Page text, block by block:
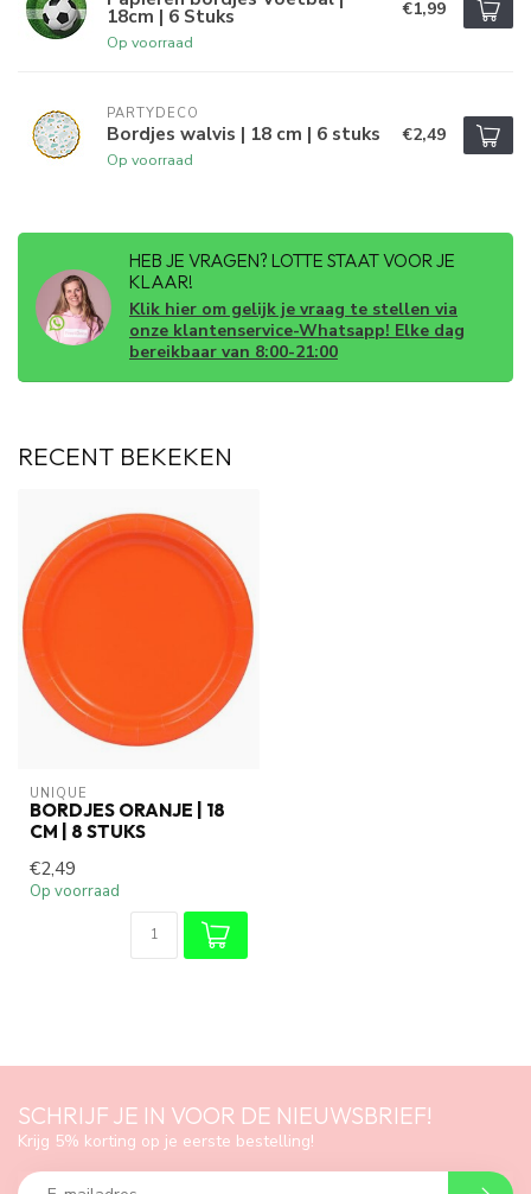
18cm | 6 Stuks
Op voorraad
€1,99
PARTYDECO
Bordjes walvis | 18 cm | 6 stuks
Op voorraad
€2,49
HEB JE VRAGEN? LOTTE STAAT VOOR JE
KLAAR!
Klik hier om gelijk je vraag te stellen via
onze klantenservice-Whatsapp! Elke dag
bereikbaar van 8:00-21:00
RECENT BEKEKEN
UNIQUE
BORDJES ORANJE | 18
CM | 8 STUKS
€2,49
Op voorraad
SCHRIJF JE IN VOOR DE NIEUWSBRIEF!
Krijg 5% korting op je eerste bestelling!